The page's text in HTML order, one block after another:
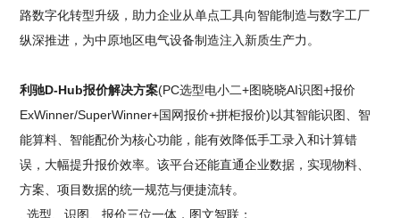
路数字化转型升级，助力企业从单点工具向智能制造与数字工厂
纵深推进，为中原地区电气设备制造注入新质生产力。
利驰D-Hub报价解决方案(PC选型电小二+图晓晓AI识图+报价
ExWinner/SuperWinner+国网报价+拼柜报价)以其智能识图、智
能算料、智能配价为核心功能，能有效降低手工录入和计算错
误，大幅提升报价效率。该平台还能直通企业数据，实现物料、
方案、项目数据的统一规范与便捷流转。
. 选型、识图、报价三位一体，图文智联；